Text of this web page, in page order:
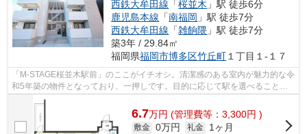
西鉄大牟田線 「桜並木 」駅 徒歩6分
鹿児島本線 「南福岡 」駅 徒歩7分
西鉄大牟田線 「雑餉隈 」駅 徒歩7分
築3年 / 29.84㎡
福岡県福岡市博多区竹丘町 １丁目１-１７
「M-STAGE桜並木駅前」のここがイチオシ。清潔感のある室内が魅力的な令
和5年築の物件となっており、一押しです。目的に応じて駅を選べること
が、2駅利用できるこの物件のメリットです...
6.7万円 (管理費等：3,300円 )
敷金 0万円 礼金
1ヶ月